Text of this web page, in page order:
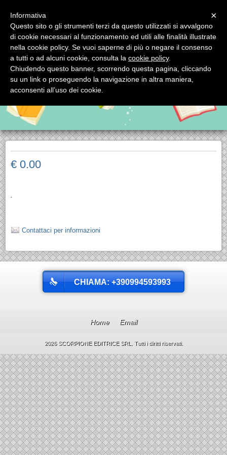
SCORPIONE EDITRICE SRL
SCORPIONE EDITRICE SRL via Mignogna, 1 - tel. 0994593993 74123
TARANTO (Italy)
€ 0.00
Contattaci per informazioni
CHIAMA: +390994593993
Home Email
2026 SCORPIONE EDITRICE SRL. Tutti i diritti riservati.
×
Informativa
Questo sito o gli strumenti terzi da questo utilizzati si avvalgono
di cookie necessari al funzionamento ed utili alle finalità illustrate
nella cookie policy. Se vuoi saperne di più o negare il consenso
a tutti o ad alcuni cookie, consulta la cookie policy.
Chiudendo questo banner, scorrendo questa pagina, cliccando
su un link o proseguendo la navigazione in altra maniera,
acconsenti all’uso dei cookie.